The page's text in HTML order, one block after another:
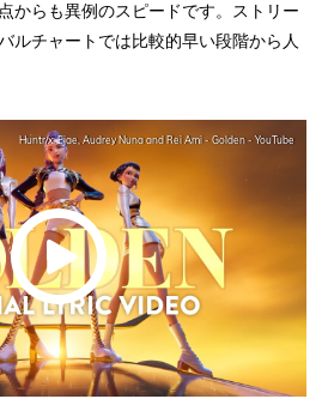
からも異例のスピードです。ストリー
ルチャートでは比較的早い段階から人
Huntr/x: Ejae, Audrey Nuna and Rei Ami - Golden - YouTube